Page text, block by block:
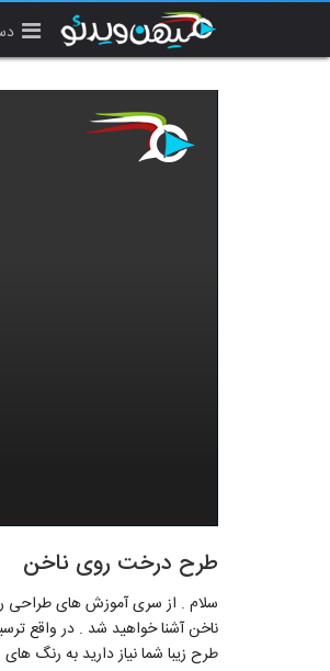
طرح درخت روی ناخن
سلام . از سری آموزش های طراحی
ناخن آشنا خواهید شد . در واقع
طرح زیبا شما نیاز دارید به رنگ